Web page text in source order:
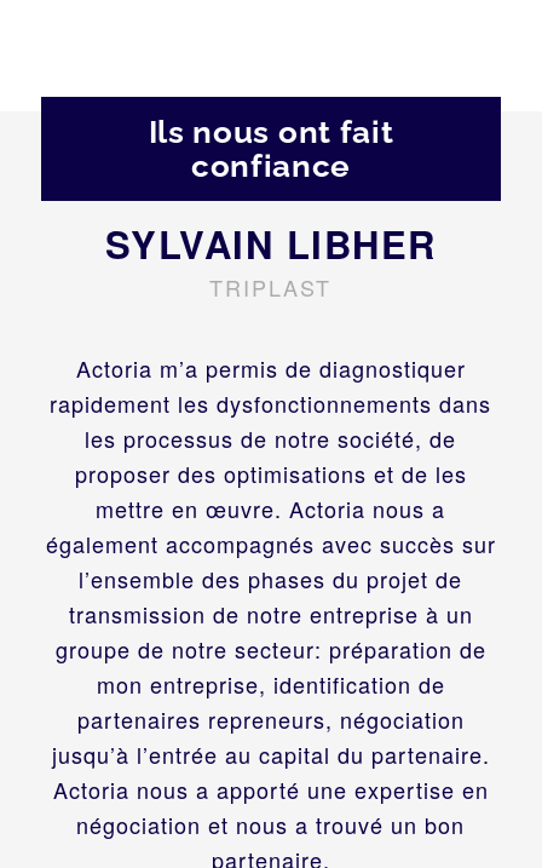
Ils nous ont fait
confiance
Actoria m’a permis de diagnostiquer
rapidement les dysfonctionnements dans
les processus de notre société, de
proposer des optimisations et de les
mettre en œuvre. Actoria nous a
également accompagnés avec succès sur
l’ensemble des phases du projet de
transmission de notre entreprise à un
groupe de notre secteur: préparation de
mon entreprise, identification de
partenaires repreneurs, négociation
jusqu’à l’entrée au capital du partenaire.
Actoria nous a apporté une expertise en
négociation et nous a trouvé un bon
partenaire.
SYLVAIN LIBHER
TRIPLAST